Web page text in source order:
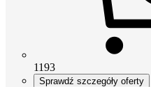
1193
Sprawdź szczegóły oferty